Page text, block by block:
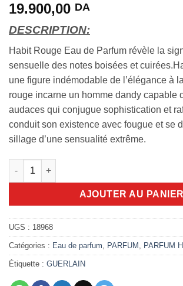
19.900,00 DA
DESCRIPTION:
Habit Rouge Eau de Parfum révèle la
sensuelle des notes boisées et
une figure indémodable de l’élégance à
rouge incarne un homme dandy capable
audaces qui conjugue sophistication et
conduit son existence avec fougue et se
sillage d’une sensualité extrême.
quantité de Habit Rouge 100ml EDP
AJOUTER AU PANIER
UGS : 18968
Catégories : Eau de parfum PARFUM PARFUM
Étiquette : GUERLAIN